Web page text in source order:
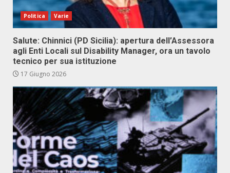
Politica Varie
Salute: Chinnici (PD Sicilia): apertura dell’Assessora
agli Enti Locali sul Disability Manager, ora un tavolo
tecnico per sua istituzione
17 Giugno 2026